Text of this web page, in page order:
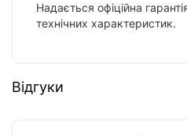
Надається офіційна
технічних характеристик.
Відгуки